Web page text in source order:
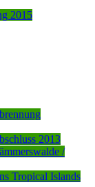
2015
2013
/
Tropical Islands